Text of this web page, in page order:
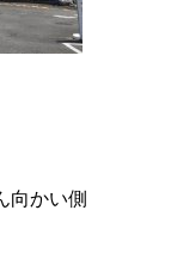
向かい側